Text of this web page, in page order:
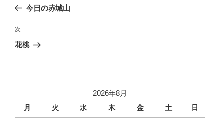
ビ
ゲ
の
稿
今日の赤城山
次
の
次
花桃
2026年8月
月
火 水 木 金 土 日